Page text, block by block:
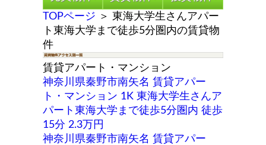
TOPページ ＞ 東海大学生さんアパー
ト東海大学まで徒歩5分圏内の賃貸物
件
賃貸アパート・マンション
神奈川県秦野市南矢名 賃貸アパー
ト・マンション 1K 東海大学生さんア
パート東海大学まで徒歩5分圏内 徒歩
15分 2.3万円
神奈川県秦野市南矢名 賃貸アパー